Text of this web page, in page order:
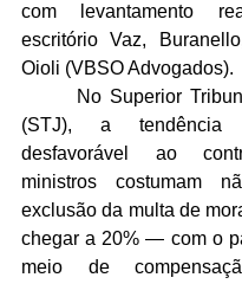
com levantamento
escritório Vaz,
Oioli (VBSO Advogados).
(STJ), a tendência
desfavorável ao
ministros costumam
exclusão da multa de
chegar a 20% — com o
meio de